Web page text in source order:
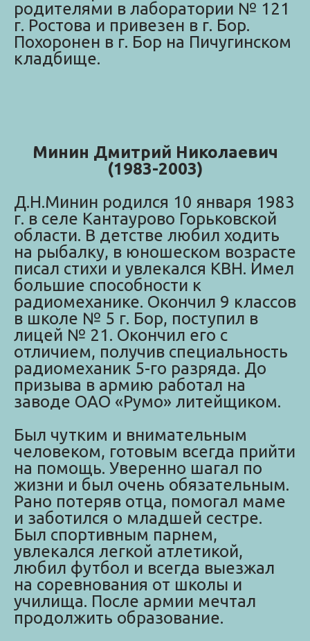
родителями в лаборатории № 121
г. Ростова и привезен в г. Бор.
Похоронен в г. Бор на Пичугинском
кладбище.
Минин Дмитрий Николаевич
(1983-2003)
Д.Н.Минин родился 10 января 1983
г. в селе Кантаурово Горьковской
области. В детстве любил ходить
на рыбалку, в юношеском возрасте
писал стихи и увлекался КВН. Имел
большие способности к
радиомеханике. Окончил 9 классов
в школе № 5 г. Бор, поступил в
лицей № 21. Окончил его с
отличием, получив специальность
радиомеханик 5-го разряда. До
призыва в армию работал на
заводе ОАО «Румо» литейщиком.
Был чутким и внимательным
человеком, готовым всегда прийти
на помощь. Уверенно шагал по
жизни и был очень обязательным.
Рано потеряв отца, помогал маме
и заботился о младшей сестре.
Был спортивным парнем,
увлекался легкой атлетикой,
любил футбол и всегда выезжал
на соревнования от школы и
училища. После армии мечтал
продолжить образование.